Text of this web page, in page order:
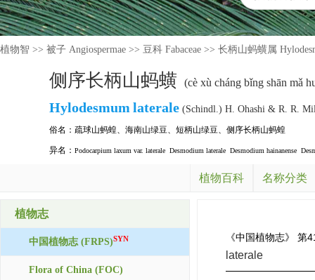
植物智 >> 被子 Angiospermae >> 豆科 Fabaceae >> 长柄山蚂蟥属
侧序长柄山蚂蟥 (cè xù cháng bǐng shān mǎ
Hylodesmum laterale (Schindl.) H. Ohashi & R. R.
俗名： 疏球山蚂蝗、 海南山绿豆、 短柄山绿豆、 侧序长柄山蚂蝗
异名： Podocarpium laxum var. laterale Desmodium laterale Desmodium hainanense
植物百科 名称分类
植物志
中国植物志 (FRPS)SYN
Flora of China (FOC)
《中国植物志》 第
laterale